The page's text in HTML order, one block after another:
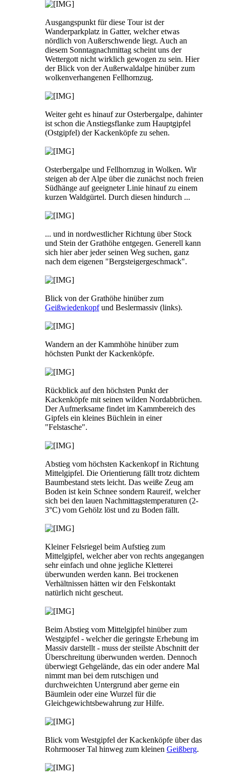
Ausgangspunkt für diese Tour ist der
Wanderparkplatz in Gatter, welcher etwas
nördlich von Außerschwende liegt. Auch an
diesem Sonntagnachmittag scheint uns der
Wettergott nicht wirklich gewogen zu sein. Hier
der Blick von der Außerwaldalpe hinüber zum
wolkenverhangenen Fellhornzug.
Weiter geht es hinauf zur Osterbergalpe, dahinter
ist schon die Anstiegsflanke zum Hauptgipfel
(Ostgipfel) der Kackenköpfe zu sehen.
Osterbergalpe und Fellhornzug in Wolken. Wir
steigen ab der Alpe über die zunächst noch freien
Südhänge auf geeigneter Linie hinauf zu einem
kurzen Waldgürtel. Durch diesen hindurch ...
... und in nordwestlicher Richtung über Stock
und Stein der Grathöhe entgegen. Generell kann
sich hier aber jeder seinen Weg suchen, ganz
nach dem eigenen "Bergsteigergeschmack".
Blick von der Grathöhe hinüber zum
Geißwiedenkopfund Beslermassiv (links).
Wandern an der Kammhöhe hinüber zum
höchsten Punkt der Kackenköpfe.
Rückblick auf den höchsten Punkt der
Kackenköpfe mit seinen wilden Nordabbrüchen.
Der Aufmerksame findet im Kammbereich des
Gipfels ein kleines Büchlein in einer
"Felstasche".
Abstieg vom höchsten Kackenkopf in Richtung
Mittelgipfel. Die Orientierung fällt trotz dichtem
Baumbestand stets leicht. Das weiße Zeug am
Boden ist kein Schnee sondern Raureif, welcher
sich bei den lauen Nachmittagstemperaturen (2-
3°C) vom Gehölz löst und zu Boden fällt.
Kleiner Felsriegel beim Aufstieg zum
Mittelgipfel, welcher aber von rechts angegangen
sehr einfach und ohne jegliche Kletterei
überwunden werden kann. Bei trockenen
Verhältnissen hätten wir den Felskontakt
natürlich nicht gescheut.
Beim Abstieg vom Mittelgipfel hinüber zum
Westgipfel - welcher die geringste Erhebung im
Massiv darstellt - muss der steilste Abschnitt der
Überschreitung überwunden werden. Dennoch
überwiegt Gehgelände, das ein oder andere Mal
nimmt man bei dem rutschigen und
durchweichten Untergrund aber gerne ein
Bäumlein oder eine Wurzel für die
Gleichgewichtsbewahrung zur Hilfe.
Blick vom Westgipfel der Kackenköpfe über das
Rohrmooser Tal hinweg zum kleinen Geißberg.